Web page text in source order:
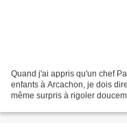
Quand j'ai appris qu'un chef
enfants à Arcachon, je dois
même surpris à rigoler